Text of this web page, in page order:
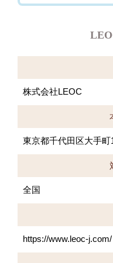
株式会社LEOC
東京都千代田区大手
全国
https://www.leoc-j.com/